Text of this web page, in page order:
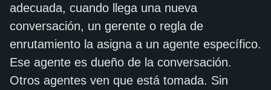
adecuada, cuando llega una nueva
conversación, un gerente o regla de
enrutamiento la asigna a un agente específico.
Ese agente es dueño de la conversación.
Otros agentes ven que está tomada. Sin